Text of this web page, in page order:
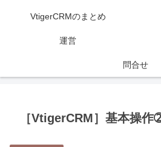
VtigerCRMのまとめ
運営
問合せ
［VtigerCRM］基本操作